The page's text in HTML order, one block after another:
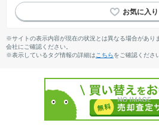
※サイトの表示内容が現在の状況とは異なる場合があり
会社にご確認ください。
※表示しているタグ情報の詳細は こちらをご確認くださ